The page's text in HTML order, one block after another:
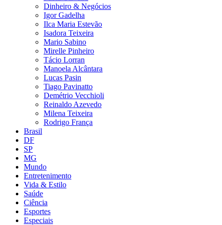
Dinheiro & Negócios
Igor Gadelha
Ilca Maria Estevão
Isadora Teixeira
Mario Sabino
Mirelle Pinheiro
Tácio Lorran
Manoela Alcântara
Lucas Pasin
Tiago Pavinatto
Demétrio Vecchioli
Reinaldo Azevedo
Milena Teixeira
Rodrigo França
Brasil
DF
SP
MG
Mundo
Entretenimento
Vida & Estilo
Saúde
Ciência
Esportes
Especiais